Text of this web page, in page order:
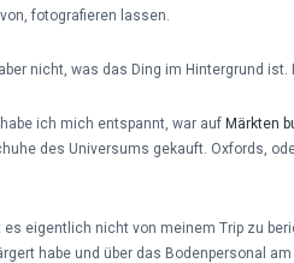
fotografieren lassen.
nicht, was das Ding im Hintergrund
ich mich entspannt, war auf Märkten
des Universums gekauft. Oxfords,
es eigentlich nicht von meinem Trip zu
habe und über das Bodenpersonal